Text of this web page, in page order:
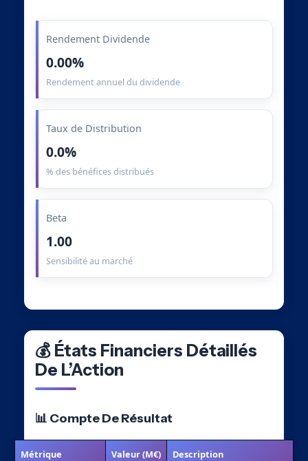
Rendement Dividende
0.00%
Rendement annuel du dividende
Taux de Distribution
0.0%
% des bénéfices distribués
Beta
1.00
Sensibilité au marché
💰 États Financiers Détaillés
De L’Action
📊 Compte De Résultat
Métrique Valeur (M€) Description